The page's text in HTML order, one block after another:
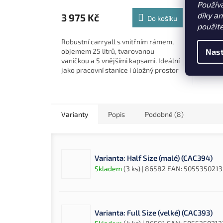
díky
3 975 Kč Do košíku
Robustní carryall s vnitřním rámem,
objemem 25 litrů, tvarovanou
vaničkou a 5 vnějšími kapsami. Ideální
jako pracovní stanice i úložný prostor
2
víko
Varianty Popis Podobné (8)
Varianta: Half Size (malé) (CAC394)
Skladem(3 ks) | 86582 EAN:
Varianta: Full Size (velké) (CAC393)